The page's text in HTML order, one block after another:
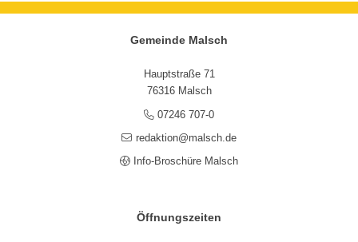
Gemeinde Malsch
Hauptstraße 71
76316 Malsch
07246 707-0
redaktion@malsch.de
Info-Broschüre Malsch
Öffnungszeiten